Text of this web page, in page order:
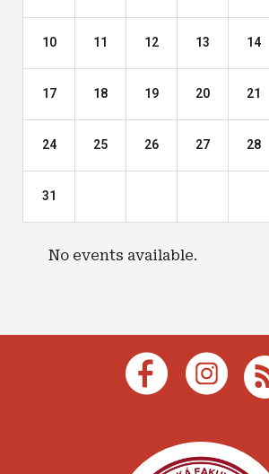
10 11 12 13 14
17 18 19 20 21
24 25 26 27 28
31
No events available.